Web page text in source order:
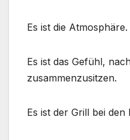
Es ist die Atmosphäre.
Es ist das Gefühl,
zusammenzusitzen.
Es ist der Grill bei den